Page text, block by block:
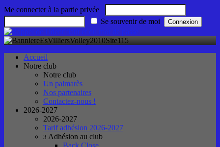
Me connecter à la partie privée
Se souvenir de moi
Accueil
Notre club
Notre club
Un palmarès
Nos partenaires
Contactez-nous !
2026-2027
2026-2027
Tarif adhésion 2026-2027
3 Adhésion au club
Back Close